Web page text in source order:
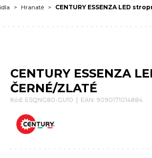
Hranaté CENTURY ESSENZA LED
CENTURY ESSENZA
ČERNÉ/ZLATÉ
Kód: ESQNG80-GU10 | EAN: 9090171014884